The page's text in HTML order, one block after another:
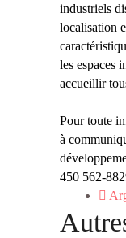
industriels
localisation
les espaces
accueillir
Pour toute
à
450 562-